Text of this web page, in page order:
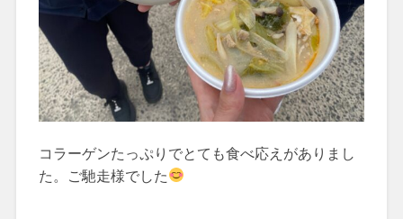
コラーゲンたっぷりでとても食べ応えがありまし
た。ご馳走様でした